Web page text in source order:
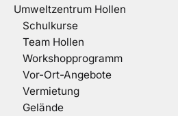
Umweltzentrum Hollen
Schulkurse
Team Hollen
Workshopprogramm
Vor-Ort-Angebote
Vermietung
Gelände